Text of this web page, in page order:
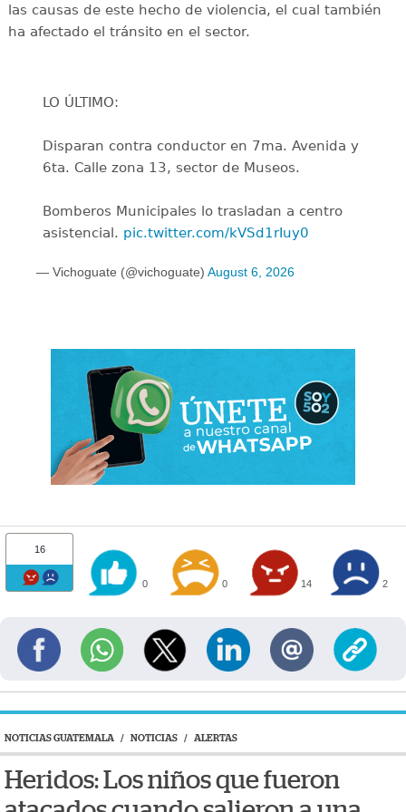
las causas de este hecho de violencia, el cual también
ha afectado el tránsito en el sector.
LO ÚLTIMO:
Disparan contra conductor en 7ma. Avenida y
6ta. Calle zona 13, sector de Museos.
Bomberos Municipales lo trasladan a centro
asistencial. pic.twitter.com/kVSd1rIuy0
— Vichoguate (@vichoguate) August 6, 2026
16
0 0 14 2
NOTICIAS GUATEMALA / NOTICIAS / ALERTAS
Heridos: Los niños que fueron